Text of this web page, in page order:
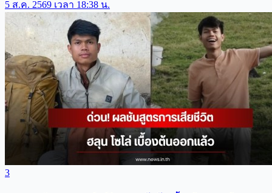
5 ส.ค. 2569 เวลา 18:38 น.
3